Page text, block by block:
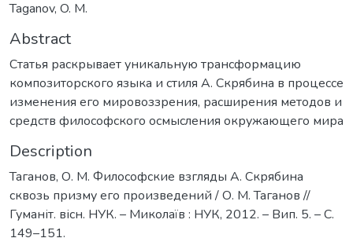
Taganov, O. M.
Abstract
Статья раскрывает уникальную трансформацию
композиторского языка и стиля А. Скрябина в процессе
изменения его мировоззрения, расширения методов и
средств философского осмысления окружающего мира
Description
Таганов, О. М. Философские взгляды А. Скрябина
сквозь призму его произведений / О. М. Таганов //
Гуманіт. вісн. НУК. – Миколаїв : НУК, 2012. – Вип. 5. – С.
149–151.